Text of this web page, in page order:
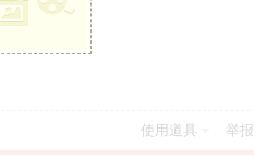
使用道具 举报